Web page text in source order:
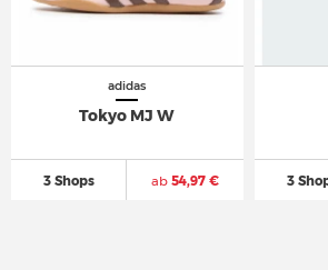
adidas
Tokyo MJ W
3 Shops ab54,97 € 3